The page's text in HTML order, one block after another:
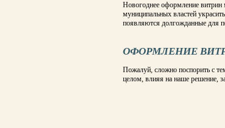
Новогоднее оформление витрин
муниципальных властей
появляются долгожданные для
ОФОРМЛЕНИЕ
Пожалуй, сложно поспорить с
целом, влияя на наше решение,